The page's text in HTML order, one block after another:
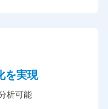
を実現
析可能